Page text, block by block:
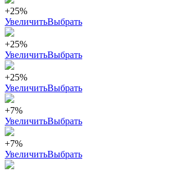
+25%
УвеличитьВыбрать
+25%
УвеличитьВыбрать
+25%
УвеличитьВыбрать
+7%
УвеличитьВыбрать
+7%
УвеличитьВыбрать